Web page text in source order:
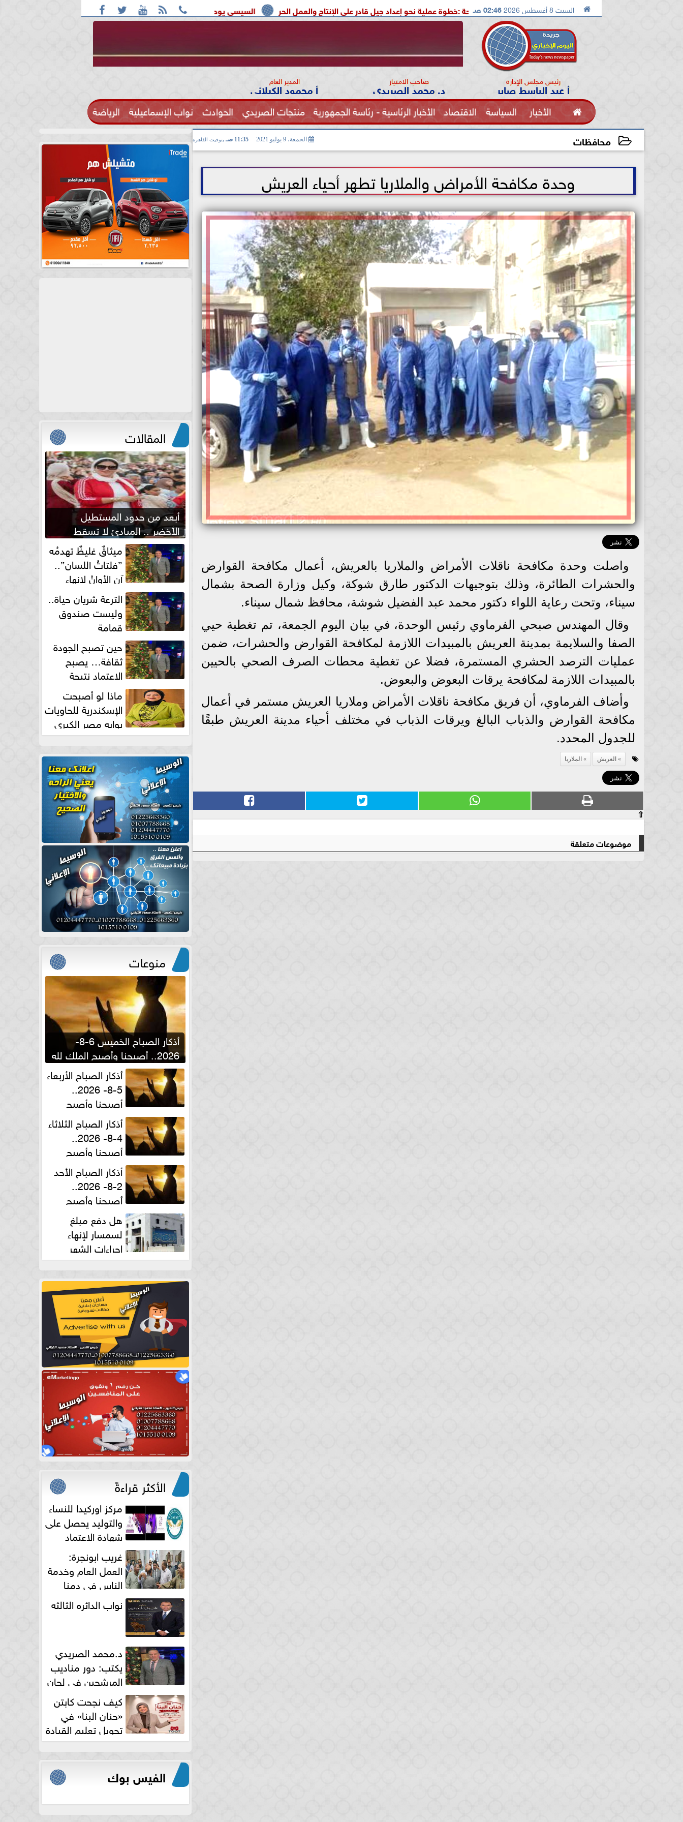
      السبت 8 أغسطس 2026 02:46 صـ ترامب مجلس السلام العالمي ينزع سلاح حماس السيسي يوحد السودان و ليبيا و اليمن شيحة :خطوة عملية نحو إعداد جيل قادر على الإنتاج والعمل الحر جهود كل وطنى لمواجهة التحديات
رئيس مجلس الإدارة
أ عبد الباسط صابر صاحب الامتياز
د. محمد الصريدي المدير العام
أ محمود الكيلاني
 الأخبار السياسة الاقتصاد الأخبار الرئاسية - رئاسة الجمهورية منتجات الصريدي الحوادث نواب الإسماعيلية الرياضة
الفنون الصحة محافظات الجمعة، 9 يوليو 2021 11:35 صـ بتوقيت القاهرة
وحدة مكافحة الأمراض والملاريا تطهر أحياء العريش
واصلت وحدة مكافحة ناقلات الأمراض والملاريا بالعريش، أعمال مكافحة القوارض
والحشرات الطائرة، وذلك بتوجيهات الدكتور طارق شوكة، وكيل وزارة الصحة بشمال
سيناء، وتحت رعاية اللواء دكتور محمد عبد الفضيل شوشة، محافظ شمال سيناء.
وقال المهندس صبحي الفرماوي رئيس الوحدة، في بيان اليوم الجمعة، تم تغطية حيي
الصفا والسلايمة بمدينة العريش بالمبيدات اللازمة لمكافحة القوارض والحشرات، ضمن
عمليات الترصد الحشري المستمرة، فضلا عن تغطية محطات الصرف الصحي بالحيين
بالمبيدات اللازمة لمكافحة يرقات البعوض والبعوض.
وأضاف الفرماوي، أن فريق مكافحة ناقلات الأمراض وملاريا العريش مستمر في أعمال
مكافحة القوارض والذباب البالغ ويرقات الذباب في مختلف أحياء مدينة العريش طبقًا
للجدول المحدد.
العريش الملاريا
⇧
موضوعات متعلقة
المقالات
أبعد من حدود المستطيل
الأخضر .. المبادئ لا تسقط
بصفارة الحكم ميثاقٌ غليظٌ تهدمُه
”فلتاتُ اللسان”..
آن الأوانُ لإنهاءِ
فوضى الطلاق الشفهي!الترعة شريان حياة..
وليست صندوق
قمامة
حين تصبح الجودة
ثقافة… يصبح
الاعتماد نتيجة
طبيعية
ماذا لو أصبحت
الإسكندرية للحاويات
بوابه مصر الكبري
للتجارة العالمية بقلم د...
منوعات
أذكار الصباح الخميس 6-8-
2026.. أصبحنا وأصبح الملك لله
والحمد لله
أذكار الصباح الأربعاء
5-8- 2026..
أصبحنا وأصبح
الملك لله والحمد للهأذكار الصباح الثلاثاء
4-8- 2026..
أصبحنا وأصبح
الملك لله والحمد للهأذكار الصباح الأحد
2-8- 2026..
أصبحنا وأصبح
الملك لله والحمد للههل دفع مبلغ
لسمسار لإنهاء
إجراءات الشهر
العقارى حلال؟.. أمين الفتوى يجيب
الأكثر قراءةً
مركز اوركيدا للنساء
والتوليد يحصل على
شهادة الاعتماد
الكامل
غريب ابونجرة:
العمل العام وخدمة
الناس فى دمنا
نواب الدائره الثالثه
د.محمد الصريدي
يكتب: دور مناديب
المرشحين في لجان
الانتخابات
كيف نجحت كابتن
«حنان البنا» في
تحويل تعليم القيادة
النسائية من خوف...
الفيس بوك